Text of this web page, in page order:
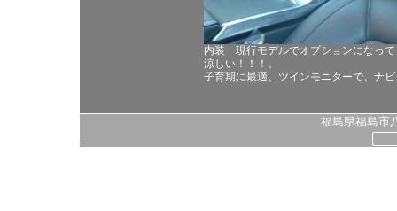
内装 現行モデルでオプションになっ
涼しい！！！。
子育期に最適、ツインモニターで、ナ
福島県福島市